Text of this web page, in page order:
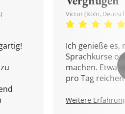
Victor (Köln,
Ich genieße es,
Sprachkurse
machen. Etwa
pro Tag reichen
Weitere